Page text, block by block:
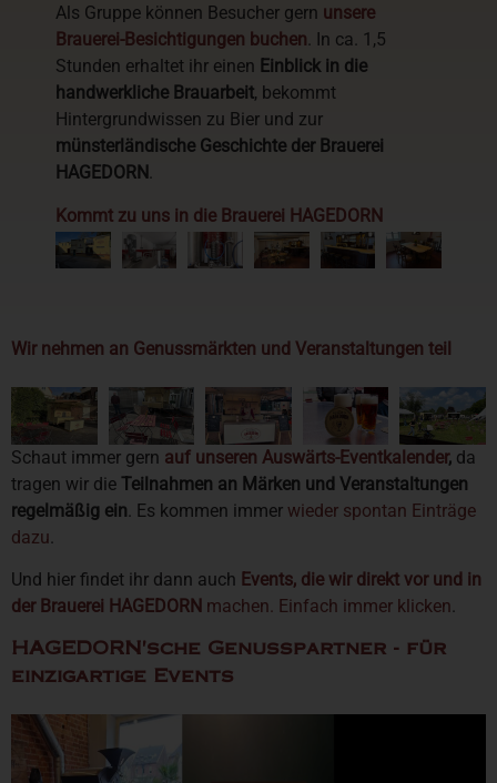
Als Gruppe können Besucher gern unsere
Brauerei-Besichtigungen buchen . In ca. 1,5
Stunden erhaltet ihr einen Einblick in die
handwerkliche Brauarbeit, bekommt
Hintergrundwissen zu Bier und zur
münsterländische Geschichte der Brauerei
HAGEDORN
Kommt zu uns in die Brauerei HAGEDORN
Wir nehmen an Genussmärkten und Veranstaltungen teil
Schaut immer gern auf unseren Auswärts-Eventkalender, da
tragen wir die Teilnahmen an Märken und Veranstaltungen
regelmäßig ein. Es kommen immer wieder spontan Einträge
dazu.
Und hier findet ihr dann auch Events, die wir direkt vor und in
der Brauerei HAGEDORN machen. Einfach immer klicken.
HAGEDORN'sche Genusspartner - für
einzigartige Events